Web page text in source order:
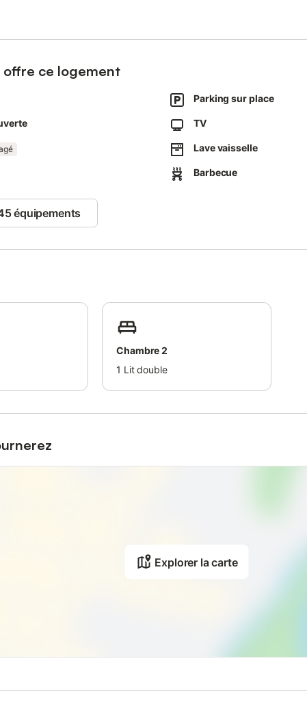
est disponible sur la propriété.
et de célébrer des événements.
offre ce logement
Parking sur place
TV
Lave vaisselle
Barbecue
équipements
Chambre 2
1 Lit double
Explorer la carte